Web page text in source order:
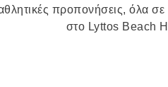
προπονήσεις, όλα
στο Lyttos Beach